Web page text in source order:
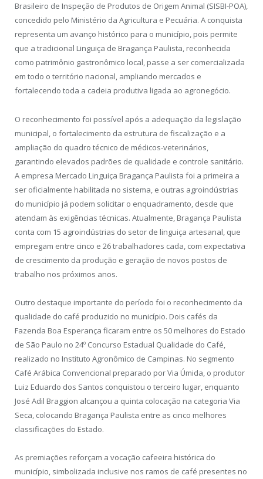
Brasileiro de Inspeção de Produtos de Origem Animal (SISBI-POA),
concedido pelo Ministério da Agricultura e Pecuária. A conquista
representa um avanço histórico para o município, pois permite
que a tradicional Linguiça de Bragança Paulista, reconhecida
como patrimônio gastronômico local, passe a ser comercializada
em todo o território nacional, ampliando mercados e
fortalecendo toda a cadeia produtiva ligada ao agronegócio.
O reconhecimento foi possível após a adequação da legislação
municipal, o fortalecimento da estrutura de fiscalização e a
ampliação do quadro técnico de médicos-veterinários,
garantindo elevados padrões de qualidade e controle sanitário.
A empresa Mercado Linguiça Bragança Paulista foi a primeira a
ser oficialmente habilitada no sistema, e outras agroindústrias
do município já podem solicitar o enquadramento, desde que
atendam às exigências técnicas. Atualmente, Bragança Paulista
conta com 15 agroindústrias do setor de linguiça artesanal, que
empregam entre cinco e 26 trabalhadores cada, com expectativa
de crescimento da produção e geração de novos postos de
trabalho nos próximos anos.
Outro destaque importante do período foi o reconhecimento da
qualidade do café produzido no município. Dois cafés da
Fazenda Boa Esperança ficaram entre os 50 melhores do Estado
de São Paulo no 24º Concurso Estadual Qualidade do Café,
realizado no Instituto Agronômico de Campinas. No segmento
Café Arábica Convencional preparado por Via Úmida, o produtor
Luiz Eduardo dos Santos conquistou o terceiro lugar, enquanto
José Adil Braggion alcançou a quinta colocação na categoria Via
Seca, colocando Bragança Paulista entre as cinco melhores
classificações do Estado.
As premiações reforçam a vocação cafeeira histórica do
município, simbolizada inclusive nos ramos de café presentes no